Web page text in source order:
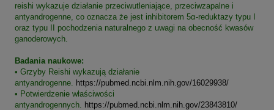
reishi wykazuje działanie przeciwutleniające, przeciwzapalne i
antyandrogenne, co oznacza że jest inhibitorem 5α-reduktazy typu I
oraz typu II pochodzenia naturalnego z uwagi na obecność kwasów
ganoderowych.
Badania naukowe:
• Grzyby Reishi wykazują działanie
antyandrogenne.
https://pubmed.ncbi.nlm.nih.gov/16029938/
• Potwierdzenie właściwości
antyandrogennych.
https://pubmed.ncbi.nlm.nih.gov/23843810/